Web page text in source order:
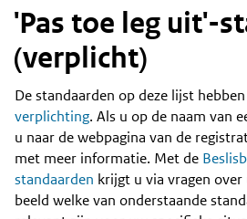
'Pas toe leg uit'-
(verplicht)
Content
De standaarden op deze lijst
verplichting. Als u op de naam van
u naar de webpagina van de
met meer informatie. Met de
standaarden krijgt u via vragen
beeld welke van onderstaande